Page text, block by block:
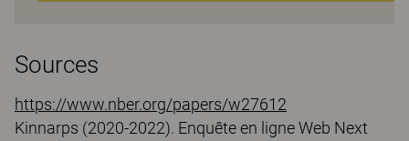
Sources
https://www.nber.org/papers/w27612
Kinnarps (2020-2022). Enquête en ligne Web Next